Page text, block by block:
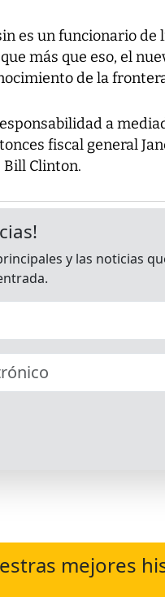
es un funcionario de
más que eso, el
de la
a
fiscal general
Clinton.
mejores